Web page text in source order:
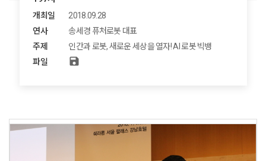
개최일
2018.09.28
연사
송세경 퓨처로봇 대표
주제
인간과 로봇, 새로운 세상을 열자! AI 로봇 빅뱅
파일
save